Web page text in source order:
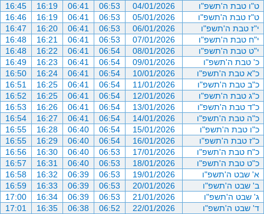
ט"ו טבת ה'תשפ"ו 04/01/2026
06:53
06:41
16:19
16:45
ט"ז טבת ה'תשפ"ו
05/01/2026
06:53
06:41
16:19
16:46
י"ז טבת ה'תשפ"ו
06/01/2026
06:53
06:41
16:20
16:47
י"ח טבת ה'תשפ"ו
07/01/2026
06:53
06:41
16:21
16:48
י"ט טבת ה'תשפ"ו
08/01/2026
06:54
06:41
16:22
16:48
כ' טבת ה'תשפ"ו
09/01/2026
06:54
06:41
16:23
16:49
כ"א טבת ה'תשפ"ו
10/01/2026
06:54
06:41
16:24
16:50
כ"ב טבת ה'תשפ"ו
11/01/2026
06:54
06:41
16:25
16:51
כ"ג טבת ה'תשפ"ו
12/01/2026
06:54
06:41
16:25
16:52
כ"ד טבת ה'תשפ"ו
13/01/2026
06:54
06:41
16:26
16:53
כ"ה טבת ה'תשפ"ו
14/01/2026
06:54
06:41
16:27
16:54
כ"ו טבת ה'תשפ"ו
15/01/2026
06:54
06:40
16:28
16:55
כ"ז טבת ה'תשפ"ו
16/01/2026
06:54
06:40
16:29
16:55
כ"ח טבת ה'תשפ"ו
17/01/2026
06:53
06:40
16:30
16:56
כ"ט טבת ה'תשפ"ו
18/01/2026
06:53
06:40
16:31
16:57
א' שבט ה'תשפ"ו
19/01/2026
06:53
06:39
16:32
16:58
ב' שבט ה'תשפ"ו
20/01/2026
06:53
06:39
16:33
16:59
ג' שבט ה'תשפ"ו
21/01/2026
06:53
06:39
16:34
17:00
ד' שבט ה'תשפ"ו
22/01/2026
06:52
06:38
16:35
17:01